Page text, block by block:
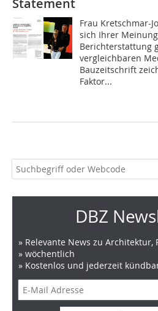
Statement
Frau Kretschmar-
sich Ihrer
Berichterstattung
vergleichbaren
Bauzeitschrift
Faktor...
DBZ
» Relevante News zu Architektur,
» wöchentlich
» Kostenlos und jederzeit